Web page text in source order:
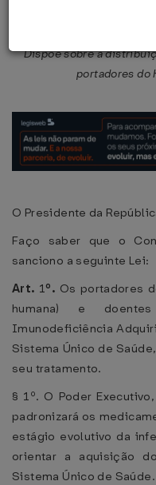
Dispõe sobre a
portadores do
O Presidente da
Faço saber que o
sanciono a seguinte Lei:
Art. 1º. Os portadores
humana) e
Imunodeficiência
Sistema Único de
seu tratamento.
§ 1º. O Poder
padronizará os
estágio evolutivo da
orientar a aquisição
Sistema Único de Saúde.